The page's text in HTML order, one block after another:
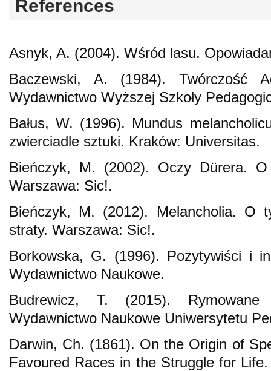
References
Asnyk, A. (2004). Wśród lasu.
Baczewski, A. (1984). Twórczość
Wydawnictwo Wyższej Szkoły
Bałus, W. (1996). Mundus
zwierciadle sztuki. Kraków: Universitas.
Bieńczyk, M. (2002). Oczy Dürera. O
Warszawa: Sic!.
Bieńczyk, M. (2012). Melancholia. O
straty. Warszawa: Sic!.
Borkowska, G. (1996). Pozytywiści i
Wydawnictwo Naukowe.
Budrewicz, T. (2015).
Wydawnictwo Naukowe Uniwersytetu
Darwin, Ch. (1861). On the Origin of
Favoured Races in the Struggle for